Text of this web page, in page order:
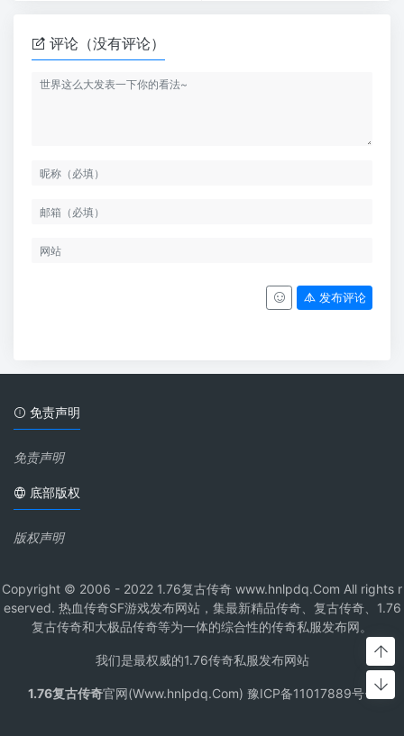
评论（没有评论）
发布评论
免责声明
免责声明
底部版权
版权声明
Copyright © 2006 - 2022 1.76复古传奇 www.hnlpdq.Com All rights r
eserved. 热血传奇SF游戏发布网站，集最新精品传奇、复古传奇、1.76
复古传奇和大极品传奇等为一体的综合性的传奇私服发布网。
我们是最权威的1.76传奇私服发布网站
1.76复古传奇官网(Www.hnlpdq.Com) 豫ICP备11017889号-1